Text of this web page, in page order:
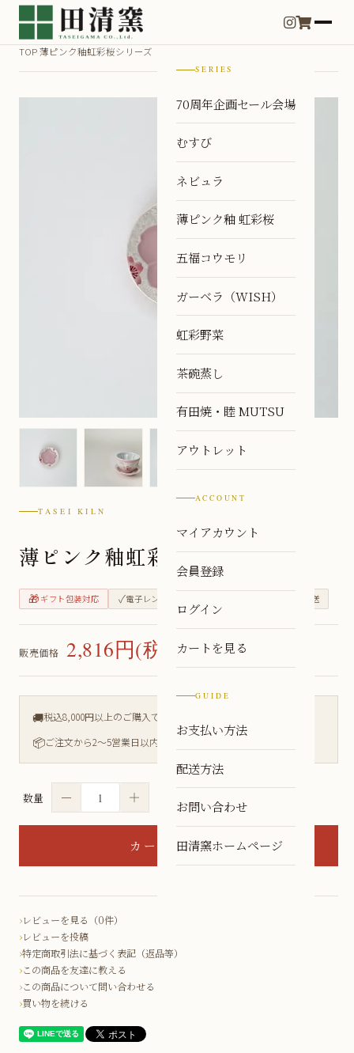
SERIES
70周年企画セール会場
むすび
ネビュラ
薄ピンク釉 虹彩桜
五福コウモリ
ガーベラ（WISH）
虹彩野菜
茶碗蒸し
有田焼・睦 MUTSU
アウトレット
ACCOUNT
マイアカウント
会員登録
ログイン
カートを見る
GUIDE
お支払い方法
配送方法
お問い合わせ
田清窯ホームページ
TOP ›薄ピンク釉虹彩桜シリーズ
TASEI KILN
薄ピンク釉虹彩桜 桜豆皿
🎁 ギフト包装対応 ✓電子レンジ対応 窯元直送
販売価格 2,816円(税込)
🚚税込8,000円以上のご購入で送料無料
📦ご注文から2〜5営業日以内に発送
数量 － ＋
レビューを見る（0件）
レビューを投稿
特定商取引法に基づく表記（返品等）
この商品を友達に教える
この商品について問い合わせる
買い物を続ける